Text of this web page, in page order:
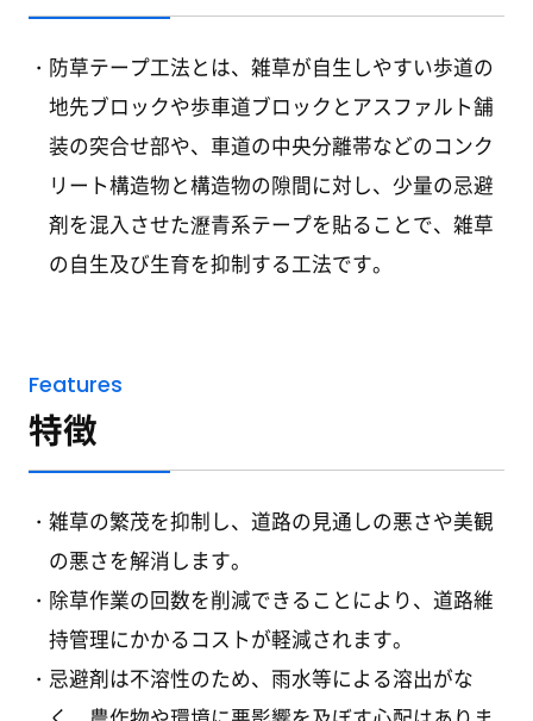
防草テープ工法とは、雑草が自生しやすい歩道の
地先ブロックや歩車道ブロックとアスファルト舗
装の突合せ部や、車道の中央分離帯などのコンク
リート構造物と構造物の隙間に対し、少量の忌避
剤を混入させた瀝青系テープを貼ることで、雑草
の自生及び生育を抑制する工法です。
Features
特徴
雑草の繁茂を抑制し、道路の見通しの悪さや美観
の悪さを解消します。
除草作業の回数を削減できることにより、道路維
持管理にかかるコストが軽減されます。
忌避剤は不溶性のため、雨水等による溶出がな